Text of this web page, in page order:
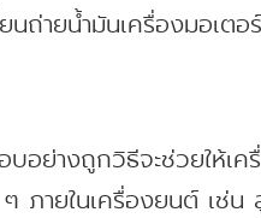
นถ่ายน้ำมันเครื่องมอเตอ
บอย่างถูกวิธีจะช่วยให้เ
ๆ ภายในเครื่องยนต์ เช่น